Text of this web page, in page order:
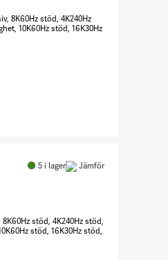
8K60Hz stöd, 4K240Hz
10K60Hz stöd, 16K30Hz
kabel
5 i lager Jämför
stöd, 4K240Hz stöd,
stöd, 16K30Hz stöd,